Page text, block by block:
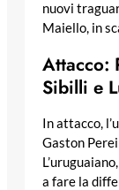
nuovi
Maiello, in
Attacco:
Sibilli e
In attacco,
Gaston
a fare la